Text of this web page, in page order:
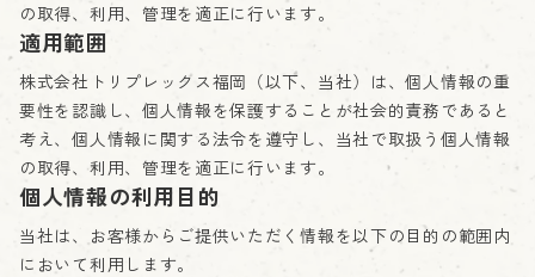
の取得、利用、管理を適正に行います。
適用範囲
株式会社トリプレックス福岡（以下、当社）は、個人情報の重
要性を認識し、個人情報を保護することが社会的責務であると
考え、個人情報に関する法令を遵守し、当社で取扱う個人情報
の取得、利用、管理を適正に行います。
個人情報の利用目的
当社は、お客様からご提供いただく情報を以下の目的の範囲内
において利用します。